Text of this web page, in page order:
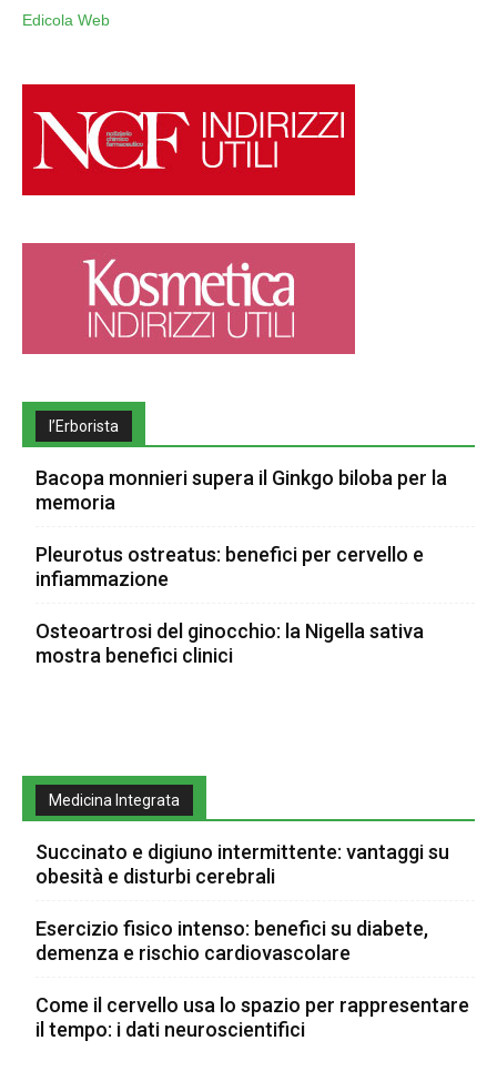
Edicola Web
l’Erborista
Bacopa monnieri supera il Ginkgo biloba per la
memoria
Pleurotus ostreatus: benefici per cervello e
infiammazione
Osteoartrosi del ginocchio: la Nigella sativa
mostra benefici clinici
Medicina Integrata
Succinato e digiuno intermittente: vantaggi su
obesità e disturbi cerebrali
Esercizio fisico intenso: benefici su diabete,
demenza e rischio cardiovascolare
Come il cervello usa lo spazio per rappresentare
il tempo: i dati neuroscientifici